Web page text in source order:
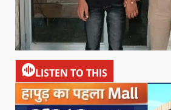
LISTEN TO THIS